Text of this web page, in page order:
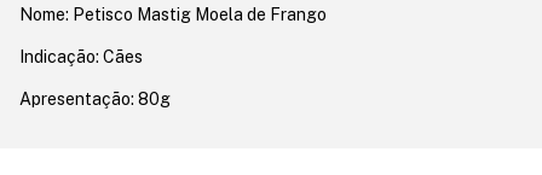
Nome: Petisco Mastig Moela de Frango
Indicação: Cães
Apresentação: 80g